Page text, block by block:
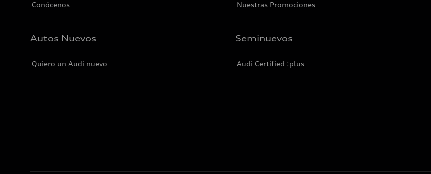
Conócenos Nuestras Promociones
Autos Nuevos
Quiero un Audi nuevo
Seminuevos
Audi Certified :plus